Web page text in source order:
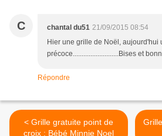
C chantal du51 21/09/2015 08:54
Hier une grille de Noël, aujourd'hui
précoce..........................Bises et
Répondre
< Grille gratuite point de
croix : Bébé Minnie Noel